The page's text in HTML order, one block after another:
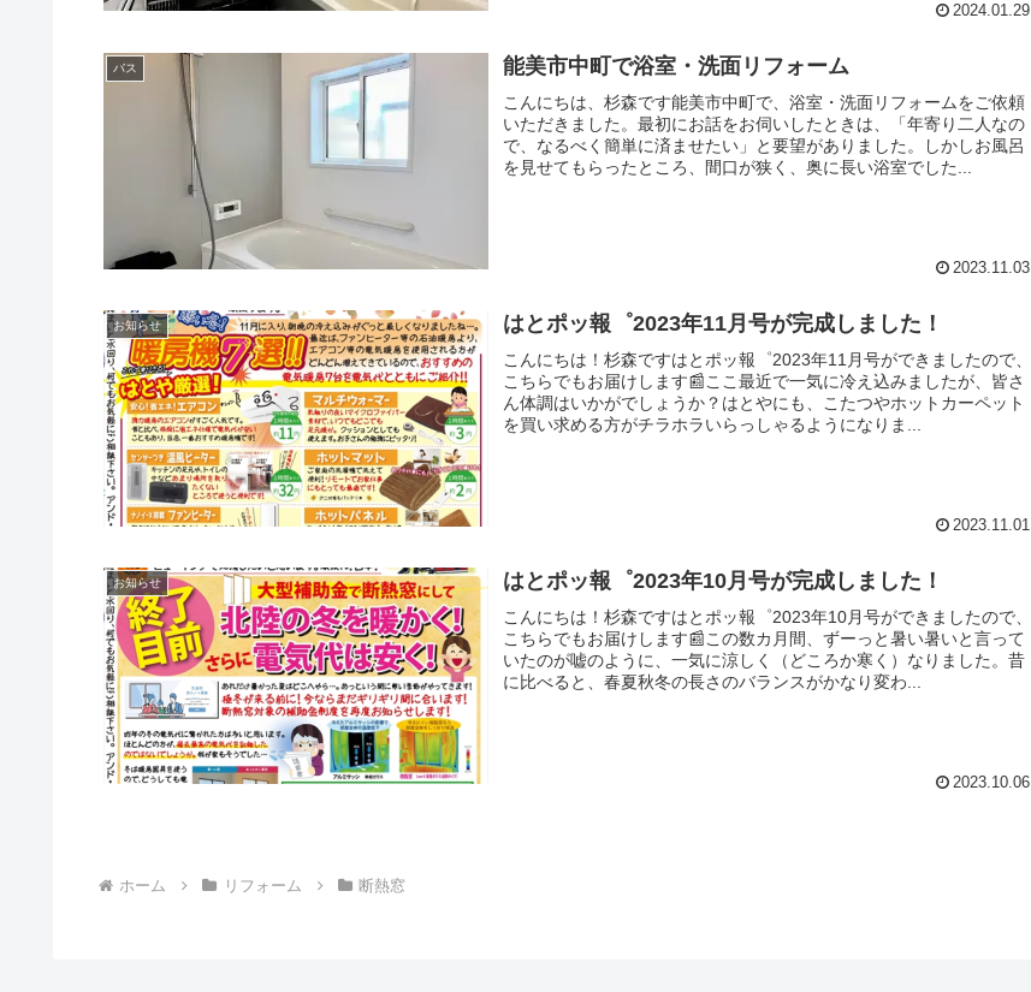
2024.01.29
バス 能美市中町で浴室・洗面リフォーム
こんにちは、杉森です能美市中町で、浴室・洗面リフォームをご依頼
いただきました。最初にお話をお伺いしたときは、「年寄り二人なの
で、なるべく簡単に済ませたい」と要望がありました。しかしお風呂
を見せてもらったところ、間口が狭く、奥に長い浴室でした...
2023.11.03
お知らせ はとポッ報゜2023年11月号が完成しました！
こんにちは！杉森ですはとポッ報゜2023年11月号ができましたので、
こちらでもお届けします📰ここ最近で一気に冷え込みましたが、皆さ
ん体調はいかがでしょうか？はとやにも、こたつやホットカーペット
を買い求める方がチラホラいらっしゃるようになりま...
2023.11.01
お知らせ はとポッ報゜2023年10月号が完成しました！
こんにちは！杉森ですはとポッ報゜2023年10月号ができましたので、
こちらでもお届けします📰この数カ月間、ずーっと暑い暑いと言って
いたのが嘘のように、一気に涼しく（どころか寒く）なりました。昔
に比べると、春夏秋冬の長さのバランスがかなり変わ...
2023.10.06
ホーム リフォーム 断熱窓